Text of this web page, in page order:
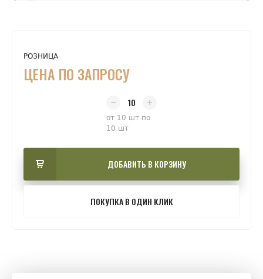
РОЗНИЦА
ЦЕНА ПО ЗАПРОСУ
от 10 шт по
10 шт
ДОБАВИТЬ В КОРЗИНУ
ПОКУПКА В ОДИН КЛИК